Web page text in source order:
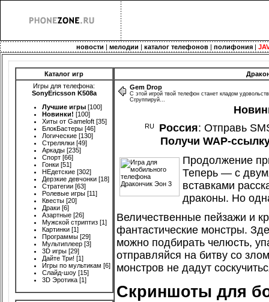
новости |мелодии |каталог телефонов |полифония |
Каталог игр
Игры для телефона:
SonyEricsson K508a
Лучшие игры [100]
Новинки! [100]
Хиты от Gameloft [35]
БлокБастеры [46]
Логические [130]
Стрелялки [49]
Аркады [235]
Спорт [66]
Гонки [51]
НЕдетские [302]
Дерзкие девчонки [18]
Стратегии [63]
Ролевые игры [11]
Квесты [20]
Драки [6]
Азартные [26]
Мужской стриптиз [1]
Картинки [1]
Программы [29]
Мультиплеер [3]
3D игры [29]
Дайте Три! [1]
Игры по мультикам [6]
Слайд-шоу [15]
3D Эротика [1]
Gem Drop
С этой игрой твой телефон станет кладом
Сгруппируй...
Россия: Отправь
Получи WAP-
Продолжение
Теперь — с
вставками
драконы. Но
Величественные пейзажи и
фантастические монстры.
можно подбирать челюсть,
отправляйся на битву со
монстров не дадут
Скриншоты для